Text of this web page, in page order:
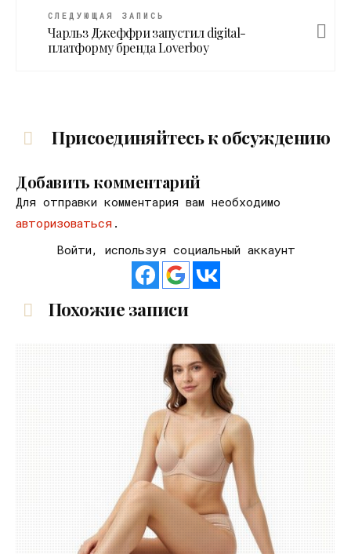
СЛЕДУЮЩАЯ ЗАПИСЬ
Чарльз Джеффри запустил digital-
платформу бренда Loverboy
Присоединяйтесь к обсуждению
Добавить комментарий
Для отправки комментария вам необходимо
авторизоваться .
Войти, используя социальный аккаунт
Похожие записи